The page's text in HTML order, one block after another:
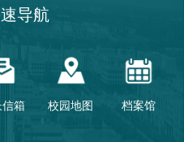
导航
信箱 校园地图 档案馆